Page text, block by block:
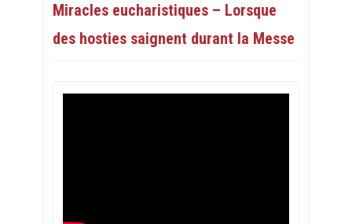
Miracles eucharistiques – Lorsque
des hosties saignent durant la Messe